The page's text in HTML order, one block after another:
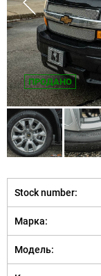
ПРОДАНО
Stock number:
Марка:
Модель: